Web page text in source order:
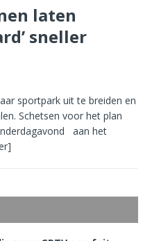
laten
sneller
sportpark uit te breiden en
Schetsen voor het plan
aan het